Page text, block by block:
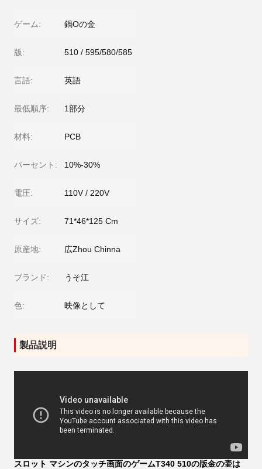
ゲーム: 鍋Oの金
版: 510 / 595/580/585
言語: 英語
最低順序: 1部分
材料: PCB
パーセント: 10%-30%
電圧: 110V / 220V
サイズ: 71*46*125 Cm
原産地: 広Zhou Chinna
ブランド: うそ江
色: 映像として
製品説明
スロット マシンのタッチ画面のゲームT340 510の版金の壷は